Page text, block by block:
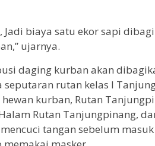
Jadi biaya satu ekor sapi
ujarnya.
daging kurban akan
seputaran rutan kelas I
kurban, Rutan
Rutan Tanjungpinang,
tangan sebelum